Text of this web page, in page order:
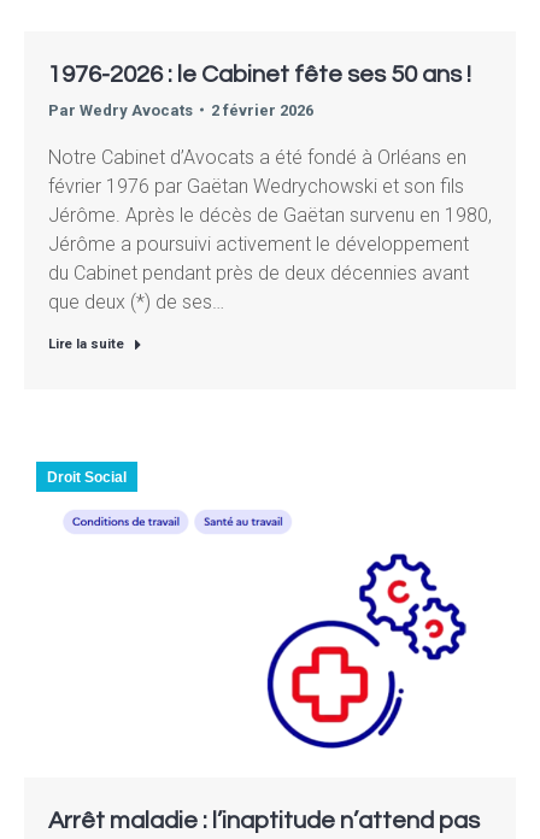
1976-2026 : le Cabinet fête ses 50 ans !
Par Wedry Avocats 2 février 2026
Notre Cabinet d’Avocats a été fondé à Orléans en
février 1976 par Gaëtan Wedrychowski et son fils
Jérôme. Après le décès de Gaëtan survenu en 1980,
Jérôme a poursuivi activement le développement
du Cabinet pendant près de deux décennies avant
que deux (*) de ses…
Lire la suite
Droit Social
Arrêt maladie : l’inaptitude n’attend pas